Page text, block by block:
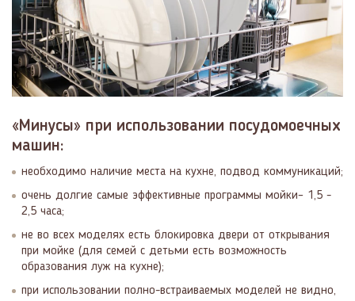
«Минусы» при использовании посудомоечных
машин:
необходимо наличие места на кухне, подвод коммуникаций;
очень долгие самые эффективные программы мойки– 1,5 -
2,5 часа;
не во всех моделях есть блокировка двери от открывания
при мойке (для семей с детьми есть возможность
образования луж на кухне);
при использовании полно-встраиваемых моделей не видно,